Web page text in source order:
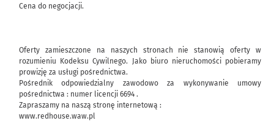
Cena do negocjacji.
Oferty zamieszczone na naszych stronach nie stanowią oferty w
rozumieniu Kodeksu Cywilnego. Jako biuro nieruchomości pobieramy
prowizję za usługi pośrednictwa.
Pośrednik odpowiedzialny zawodowo za wykonywanie umowy
pośrednictwa : numer licencji 6694 .
Zapraszamy na naszą stronę internetową :
www.redhouse.waw.pl